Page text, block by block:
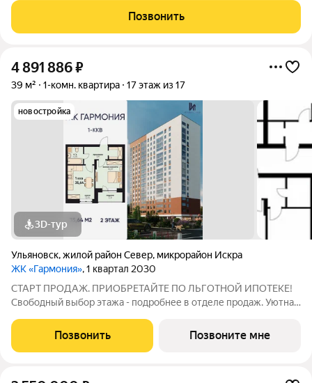
площадками, спортивными тренажёрами и футбольными/
хоккейными площадками. Объекты социальной
Позвонить
4 891 886₽
39 м² 1-комн. квартира 17 этаж из 17
новостройка
3D-тур
Ульяновск,жилой район Север, микрорайон Искра
ЖК «Гармония», 1 квартал 2030
СТАРТ ПРОДАЖ. ПРИОБРЕТАЙТЕ ПО ЛЬГОТНОЙ ИПОТЕКЕ!
Свободный выбор этажа - подробнее в отделе продаж. Уютная
тех, кто ценит комфорт и функциональность: продуманная
Позвонить Позвоните мне